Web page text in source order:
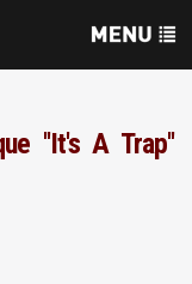
''It's A Trap''